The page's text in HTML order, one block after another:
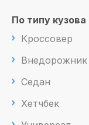
По типу кузова
Кроссовер
Внедорожник
Седан
Хетчбек